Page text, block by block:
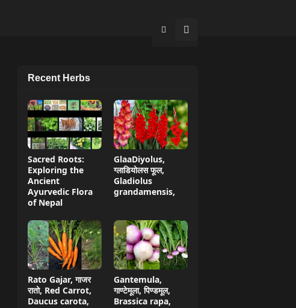
Recent Herbs
Sacred Roots:
Exploring the
Ancient
Ayurvedic Flora
of Nepal
GlaaDiyolus,
ग्लाडियोलस फूल,
Gladiolus
grandamensis,
Rato Gajar, गाजर
रातो, Red Carrot,
Daucus carota,
Gantemula,
गाण्टेमूला, पिण्डमूल,
Brassica rapa,